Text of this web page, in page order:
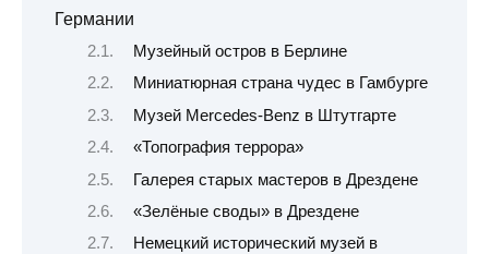
Германии
Музейный остров в Берлине
Миниатюрная страна чудес в Гамбурге
Музей Mercedes-Benz в Штутгарте
«Топография террора»
Галерея старых мастеров в Дрездене
«Зелёные своды» в Дрездене
Немецкий исторический музей в